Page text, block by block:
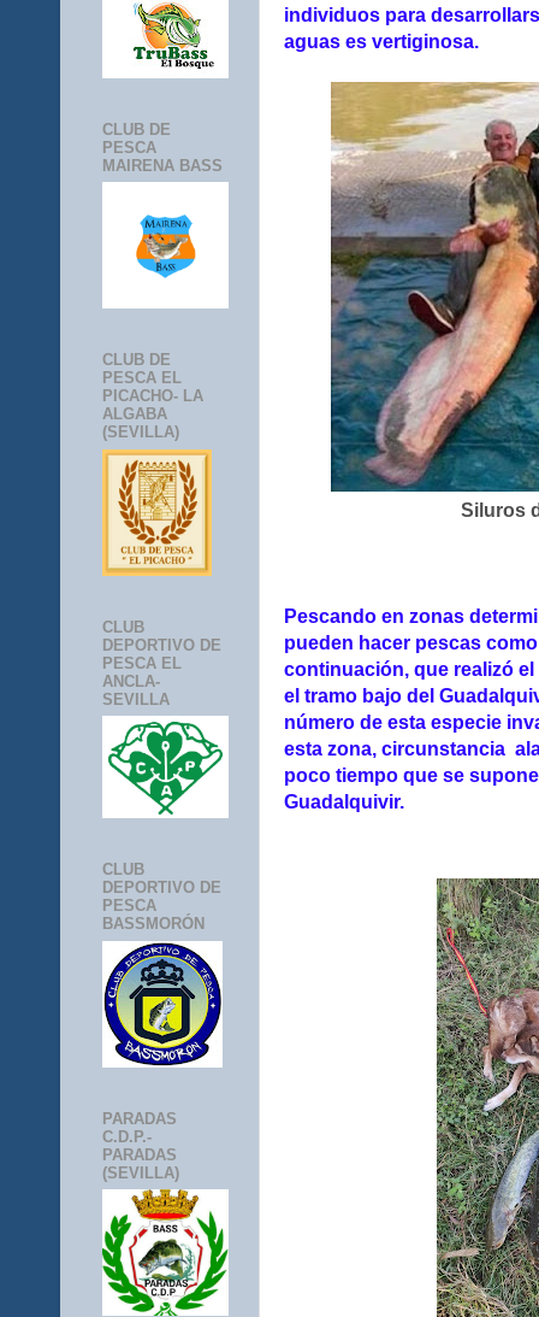
individuos para
aguas es vertiginosa.
Siluros
Pescando en zonas
pueden hacer pescas
continuación, que realizó
el tramo bajo del
número de esta especie
esta zona, circunstancia
poco tiempo que se
Guadalquivir.
CLUB DE
PESCA
MAIRENA BASS
CLUB DE
PESCA EL
PICACHO- LA
ALGABA
(SEVILLA)
CLUB
DEPORTIVO DE
PESCA EL
ANCLA-
SEVILLA
CLUB
DEPORTIVO DE
PESCA
BASSMORÓN
PARADAS
C.D.P.-
PARADAS
(SEVILLA)